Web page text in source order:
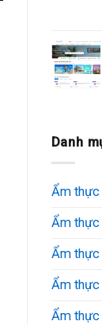
Danh
Ẩm thực
Ẩm
Ẩm
Ẩm
Ẩm